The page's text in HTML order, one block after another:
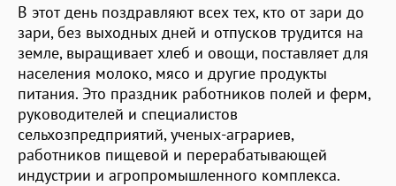
В этот день поздравляют всех тех, кто от зари до
зари, без выходных дней и отпусков трудится на
земле, выращивает хлеб и овощи, поставляет для
населения молоко, мясо и другие продукты
питания. Это праздник работников полей и ферм,
руководителей и специалистов
сельхозпредприятий, ученых-аграриев,
работников пищевой и перерабатывающей
индустрии и агропромышленного комплекса.